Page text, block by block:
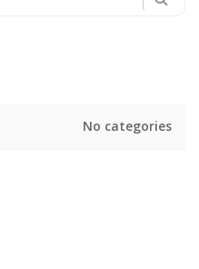
No categories